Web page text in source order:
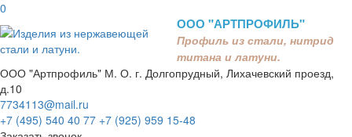
0
ООО "АРТПРОФИЛЬ"
Профиль из стали, нитрид
титана и латуни.
ООО "Артпрофиль" М. О. г. Долгопрудный, Лихачевский проезд,
д.10
7734113@mail.ru
+7 (495) 540 40 77 +7 (925) 959 15-48